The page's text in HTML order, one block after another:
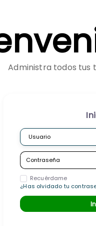
Administra todos tus
Recuérdame
¿Has olvidado tu